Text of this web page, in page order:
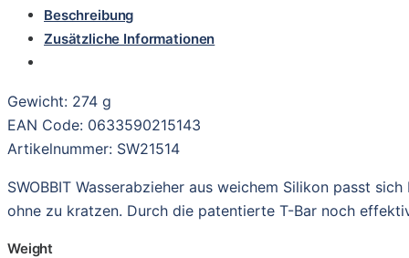
Beschreibung
Zusätzliche Informationen
Gewicht: 274 g
EAN Code: 0633590215143
Artikelnummer: SW21514
SWOBBIT Wasserabzieher aus weichem Silikon passt
ohne zu kratzen. Durch die patentierte T-Bar noch
Weight